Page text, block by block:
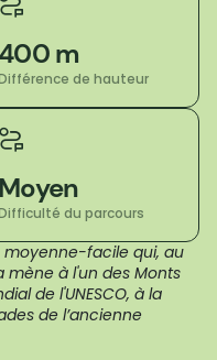
400 m
de hauteur
Moyen
du parcours
facile qui, au
à l'un des Monts
de l'UNESCO, à la
de l’ancienne